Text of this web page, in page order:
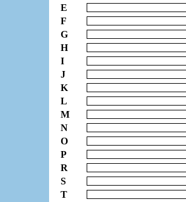
E
F
G
H
I
J
K
L
M
N
O
P
R
S
T